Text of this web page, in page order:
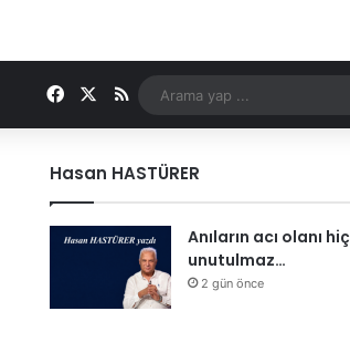
FacebookRSS
Hasan HASTÜRER
Anıların acı olanı hiç
unutulmaz…
2 gün önce